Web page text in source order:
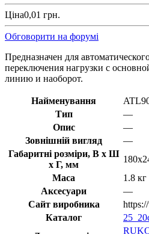
Ціна0,01 грн.
Обговорити на форумі
Предназначен для
переключения нагрузки с
линию и наоборот.
Найменування
Тип
—
Опис
—
Зовнішній вигляд
—
Габаритні розміри, В х Ш
х Г, мм
Маса
1.8 кг
Аксесуари
—
Сайт виробника
Каталог